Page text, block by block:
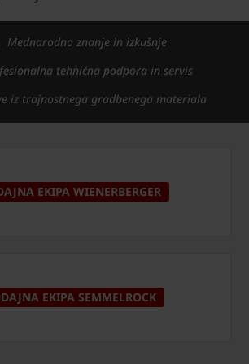
Mednarodno znanje in izkušnje
tehnična podpora in servis
iz trajnostnega gradbenega materiala
EKIPA WIENERBERGER
EKIPA SEMMELROCK